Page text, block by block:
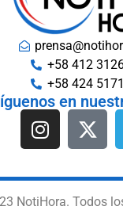
+58 412
+58 424
en
NotiHora. Todos